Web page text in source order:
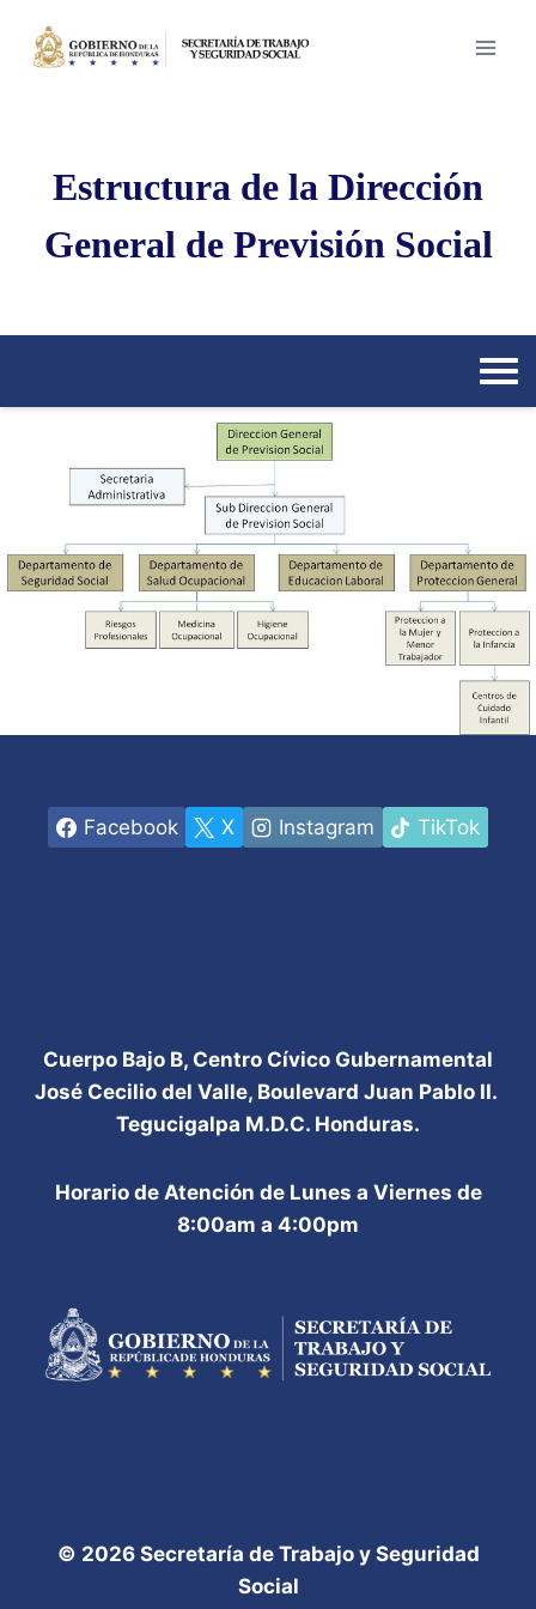
Estructura de la Dirección
General de Previsión Social
Facebook X Instagram TikTok
Cuerpo Bajo B, Centro Cívico Gubernamental
José Cecilio del Valle, Boulevard Juan Pablo II.
Tegucigalpa M.D.C. Honduras.
Horario de Atención de Lunes a Viernes de
8:00am a 4:00pm
© 2026 Secretaría de Trabajo y Seguridad
Social